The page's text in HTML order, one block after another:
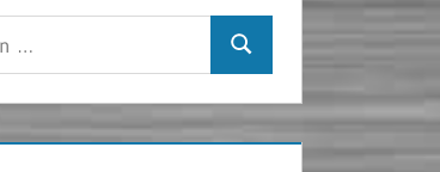
Suchen